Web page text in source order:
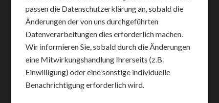
passen die Datenschutzerklärung an, sobald die
Änderungen der von uns durchgeführten
Datenverarbeitungen dies erforderlich machen.
Wir informieren Sie, sobald durch die Änderungen
eine Mitwirkungshandlung Ihrerseits (z.B.
Einwilligung) oder eine sonstige individuelle
Benachrichtigung erforderlich wird.